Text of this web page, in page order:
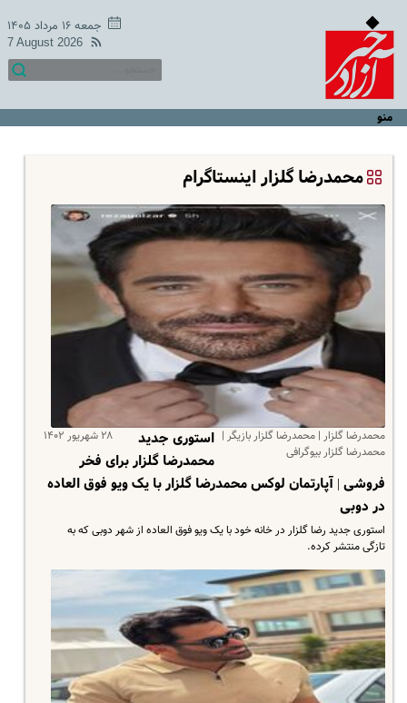
جمعه ۱۶ مرداد ۱۴۰۵
7 August 2026
منو
محمدرضا گلزار اینستاگرام
محمدرضا گلزار | محمدرضا گلزار بازیگر |
محمدرضا گلزار بیوگرافی
۲۸ شهریور ۱۴۰۲
استوری جدید
محمدرضا گلزار برای فخر
فروشی | آپارتمان لوکس محمدرضا گلزار با یک ویو فوق العاده
در دوبی
استوری جدید رضا گلزار در خانه خود با یک ویو فوق العاده از شهر دوبی که به
تازگی منتشر کرده.